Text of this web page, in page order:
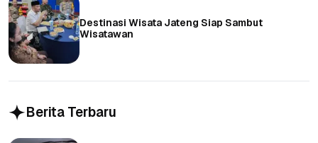
Destinasi Wisata Jateng Siap Sambut
Wisatawan
Berita Terbaru